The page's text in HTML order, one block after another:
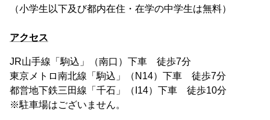
（小学生以下及び都内在住・在学の中学生は無料）
アクセス
JR山手線「駒込」（南口）下車 徒歩7分
東京メトロ南北線「駒込」（N14）下車 徒歩7分
都営地下鉄三田線「千石」（I14）下車 徒歩10分
※駐車場はございません。